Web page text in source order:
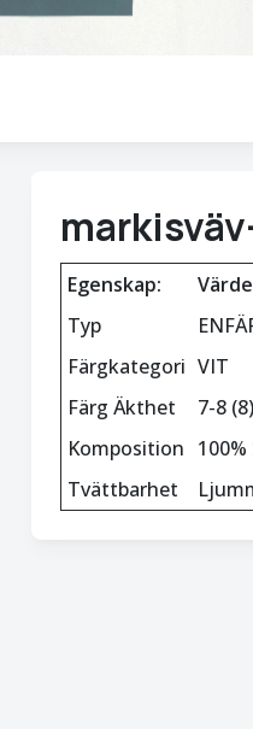
Egenskap:
Typ
Färgkategori VIT
Färg Äkthet
7-8 (8)
Komposition
Tvättbarhet